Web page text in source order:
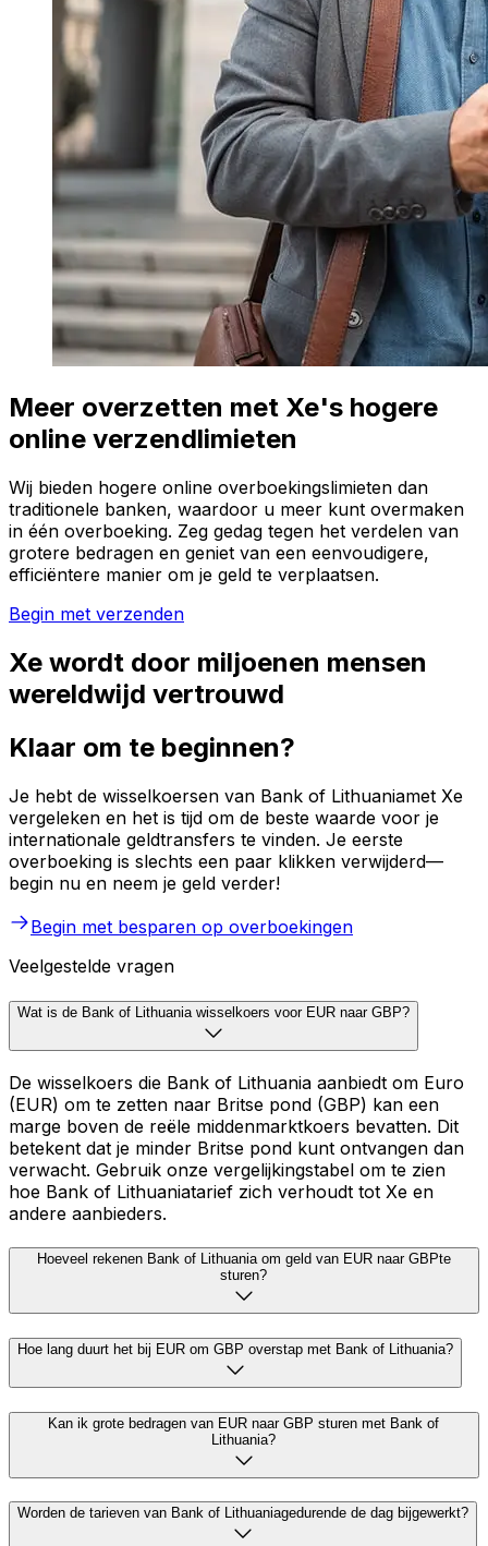
Meer overzetten met Xe's hogere
online verzendlimieten
Wij bieden hogere online overboekingslimieten dan
traditionele banken, waardoor u meer kunt overmaken
in één overboeking. Zeg gedag tegen het verdelen van
grotere bedragen en geniet van een eenvoudigere,
efficiëntere manier om je geld te verplaatsen.
Begin met verzenden
Xe wordt door miljoenen mensen
wereldwijd vertrouwd
Klaar om te beginnen?
Je hebt de wisselkoersen van Bank of Lithuaniamet Xe
vergeleken en het is tijd om de beste waarde voor je
internationale geldtransfers te vinden. Je eerste
overboeking is slechts een paar klikken verwijderd—
begin nu en neem je geld verder!
Begin met besparen op overboekingen
Veelgestelde vragen
Wat is de Bank of Lithuania wisselkoers voor EUR naar GBP?
De wisselkoers die Bank of Lithuania aanbiedt om Euro
(EUR) om te zetten naar Britse pond (GBP) kan een
marge boven de reële middenmarktkoers bevatten. Dit
betekent dat je minder Britse pond kunt ontvangen dan
verwacht. Gebruik onze vergelijkingstabel om te zien
hoe Bank of Lithuaniatarief zich verhoudt tot Xe en
andere aanbieders.
Hoeveel rekenen Bank of Lithuania om geld van EUR naar GBPte
sturen?
Hoe lang duurt het bij EUR om GBP overstap met Bank of Lithuania?
Kan ik grote bedragen van EUR naar GBP sturen met Bank of
Lithuania?
Worden de tarieven van Bank of Lithuaniagedurende de dag bijgewerkt?